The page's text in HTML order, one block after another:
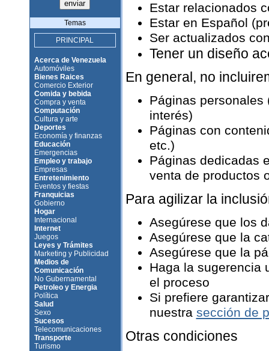
Temas
PRINCIPAL
Acerca de Venezuela
Automóviles
Bienes Raices
Comercio Exterior
Comida y bebida
Compra y venta
Computación
Cultura y arte
Deportes
Economía y finanzas
Educación
Emergencias
Empleo y trabajo
Empresas
Entretenimiento
Eventos y fiestas
Franquicias
Gobierno
Hogar
Internacional
Internet
Juegos
Leyes y Trámites
Marketing y Publicidad
Medios de
Comunicación
No Gubernamental
Petroleo y Energia
Política
Salud
Sexo
Sucesos
Telecomunicaciones
Transporte
Turismo
Estar relacionados
Estar en Español
Ser actualizados
Tener un diseño
En general, no
Páginas personales
interés)
Páginas con
etc.)
Páginas dedicadas
venta de productos
Para agilizar la
Asegúrese que los
Asegúrese que la
Asegúrese que la
Haga la sugerencia
el proceso
Si prefiere
nuestra sección de
Otras condiciones